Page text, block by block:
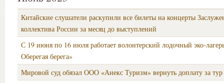
Китайские слушатели раскупили все билеты на концерты
коллектива России за месяц до выступлений
С 19 июня по 16 июля работает волонтерский лодочный эко-
Оберегая берега»
Мировой суд обязал ООО «Анекс Туризм» вернуть доплату за тур